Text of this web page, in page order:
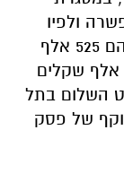
ולפיו
הם יפצו אותה ב־575 אלף שקלים, מהם 525 אלף
שקלים תשלם חברת הביטוח ועוד 50 אלף שקלים
השלום בתל
של פסק